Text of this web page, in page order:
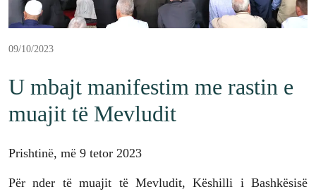
09/10/2023
U mbajt manifestim me rastin e
muajit të Mevludit
Prishtinë, më 9 tetor 2023
Për nder të muajit të Mevludit, Këshilli i Bashkësisë